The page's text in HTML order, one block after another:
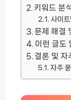
키워드 분
사이트
문제 해결
이런 글도
결론 및 자
자주